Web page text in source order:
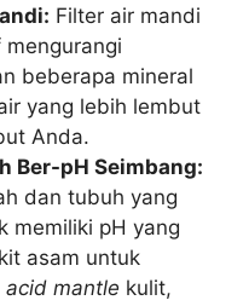
Filter air mandi
beberapa mineral
yang lebih lembut
Anda.
Ber-pH Seimbang:
dan tubuh yang
memiliki pH yang
asam untuk
acid mantle kulit,